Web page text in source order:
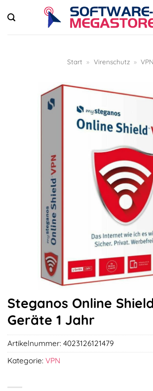
Inhalt
springen
Start » Virenschutz » VPN
Steganos Online
Geräte 1 Jahr
Artikelnummer: 4023126121479
Kategorie: VPN